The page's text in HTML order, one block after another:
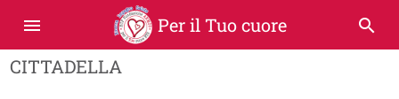
menu Per il Tuo cuore search
CITTADELLA